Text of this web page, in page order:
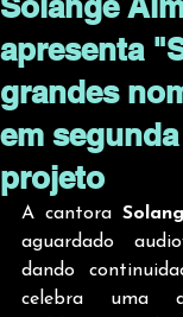
apresenta
grandes
em
projeto
A cantora
aguardado
dando
celebra uma